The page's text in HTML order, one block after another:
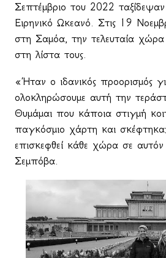
Σεπτέμβριο του 2022
Ειρηνικό Ωκεανό. Στις 19
στη Σαμόα, την τελευταία χώρα
στη λίστα τους.
«Ήταν ο ιδανικός προορισμός
ολοκληρώσουμε αυτή την
Θυμάμαι που κάποια στιγμή
παγκόσμιο χάρτη και
επισκεφθεί κάθε χώρα σε
Σεμπόβα.